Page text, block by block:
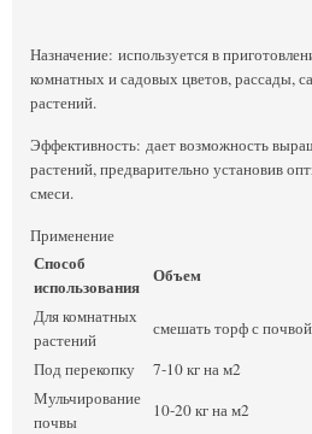
Назначение: используется в
комнатных и садовых цветов, рассады,
растений.
Эффективность: дает возможность
растений, предварительно установив
смеси.
Применение
Способ
использования Объем
Для комнатных
растений
смешать торф с
Под перекопку
7-10 кг на м2
Мульчирование
почвы
10-20 кг на м2